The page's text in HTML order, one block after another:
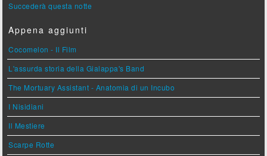
Succederà questa notte
Appena aggiunti
Cocomelon - Il Film
L'assurda storia della Gialappa's Band
The Mortuary Assistant - Anatomia di un Incubo
I Nisidiani
Il Mestiere
Scarpe Rotte